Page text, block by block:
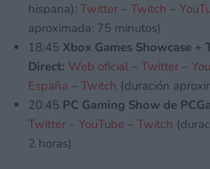
hispana): Twitter Twitch
aproximada: 75 minutos)
18:45 Xbox Games Showcase
Direct: Web oficial Twitter
España
Twitch (duración
20:45 PC Gaming Show de
Twitter
YouTube Twitch
2 horas)